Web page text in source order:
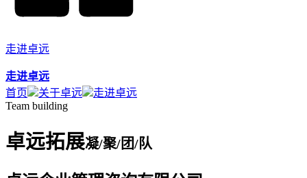
走进卓远
走进卓远
首页
关于卓远
走进卓远
Team building
卓远拓展凝/聚/团/队